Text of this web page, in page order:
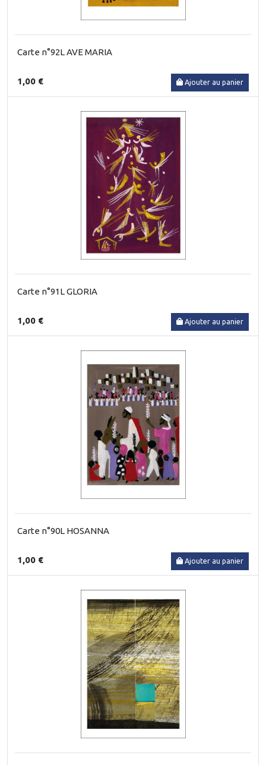
Carte n°92L AVE MARIA
1,00 € Ajouter au panier
Carte n°91L GLORIA
1,00 € Ajouter au panier
Carte n°90L HOSANNA
1,00 € Ajouter au panier